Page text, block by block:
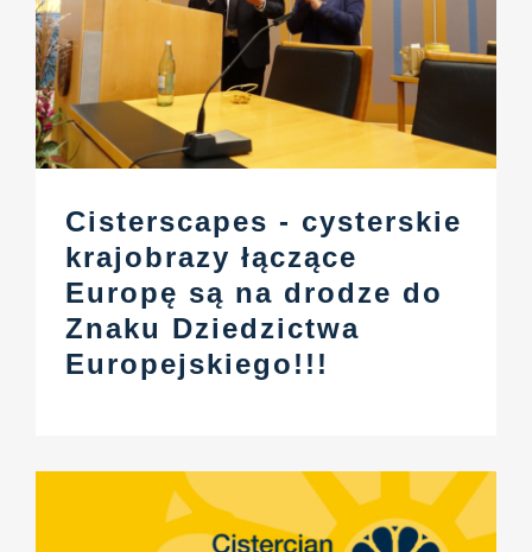
Cisterscapes - cysterskie
krajobrazy łączące
Europę są na drodze do
Znaku Dziedzictwa
Europejskiego!!!